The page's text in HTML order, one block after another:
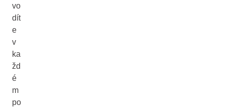
vo
dít
e
v
ka
žd
é
m
po